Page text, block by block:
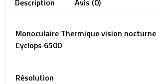
Description Avis (0)
Monoculaire Thermique vision nocturne
Cyclops 650D
Résolution